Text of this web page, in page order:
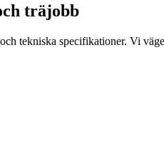
träjobb
tekniska specifikationer. Vi